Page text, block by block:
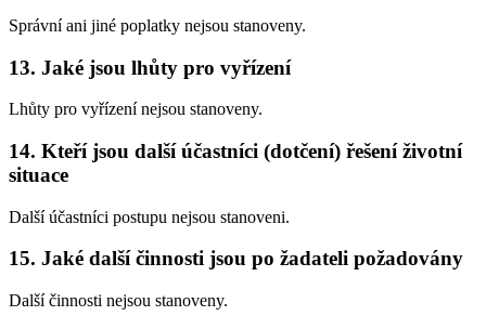
Správní ani jiné poplatky nejsou stanoveny.
13. Jaké jsou lhůty pro vyřízení
Lhůty pro vyřízení nejsou stanoveny.
14. Kteří jsou další účastníci (dotčení) řešení životní
situace
Další účastníci postupu nejsou stanoveni.
15. Jaké další činnosti jsou po žadateli požadovány
Další činnosti nejsou stanoveny.